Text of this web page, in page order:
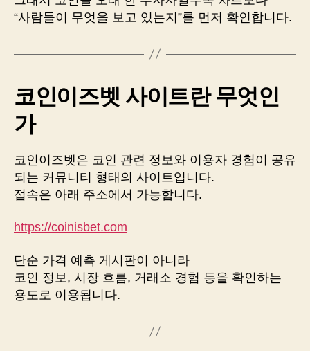
“사람들이 무엇을 보고 있는지”를 먼저 확인합니다.
코인이즈벳 사이트란 무엇인
가
코인이즈벳은 코인 관련 정보와 이용자 경험이 공유
되는 커뮤니티 형태의 사이트입니다.
접속은 아래 주소에서 가능합니다.
https://coinisbet.com
단순 가격 예측 게시판이 아니라
코인 정보, 시장 흐름, 거래소 경험 등을 확인하는
용도로 이용됩니다.